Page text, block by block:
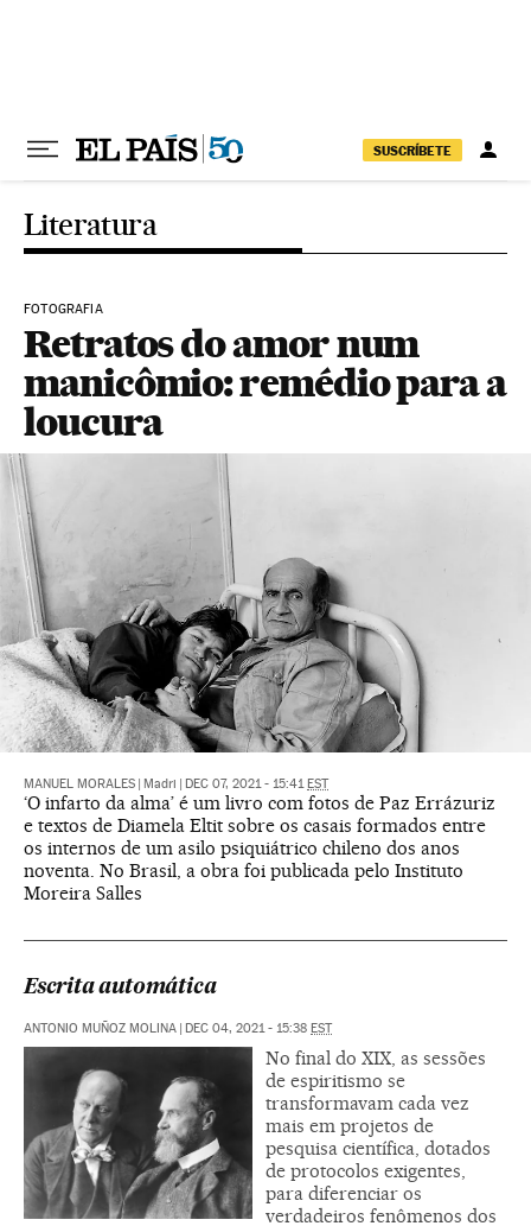
SUSCRÍBETE
Literatura
FOTOGRAFIA
Retratos do amor num
manicômio: remédio para a
loucura
MANUEL MORALES Madri DEC 07, 2021 - 15:41 EST
‘O infarto da alma’ é um livro com fotos de Paz Errázuriz
e textos de Diamela Eltit sobre os casais formados entre
os internos de um asilo psiquiátrico chileno dos anos
noventa. No Brasil, a obra foi publicada pelo Instituto
Moreira Salles
Escrita automática
ANTONIO MUÑOZ MOLINA DEC 04, 2021 - 15:38 EST
No final do XIX, as sessões
de espiritismo se
transformavam cada vez
mais em projetos de
pesquisa científica, dotados
de protocolos exigentes,
para diferenciar os
verdadeiros fenômenos dos